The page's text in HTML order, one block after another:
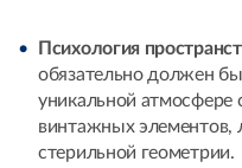
Психология
обязательно должен
уникальной атмосфере
винтажных
стерильной геометрии.